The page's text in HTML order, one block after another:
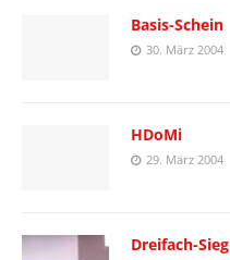
Basis-Schein
30. März 2004
HDoMi
29. März 2004
Dreifach-Sieg